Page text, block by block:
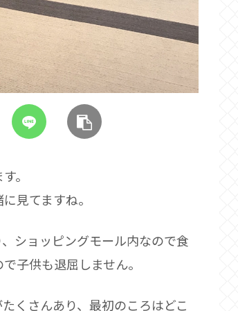
。
見てますね。
ショッピングモール内なので食
子供も退屈しません。
くさんあり、最初のころはどこ